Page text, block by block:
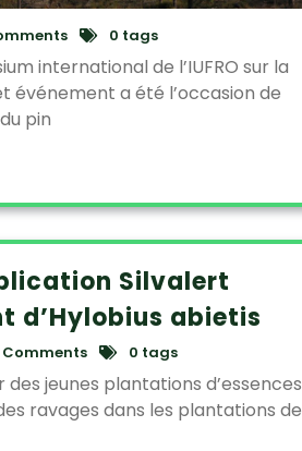
0 tags
international de l’IUFRO sur la
événement a été l’occasion de
pin
Silvalert
d’Hylobius abietis
Comments 0 tags
jeunes plantations d’essences
ravages dans les plantations de